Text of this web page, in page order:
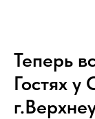
Теперь
Гостях у